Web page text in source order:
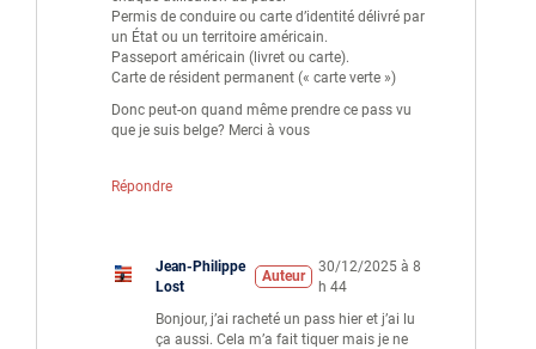
Permis de conduire ou carte d’identité délivré par
un État ou un territoire américain.
Passeport américain (livret ou carte).
Carte de résident permanent (« carte verte »)
Donc peut-on quand même prendre ce pass vu
que je suis belge? Merci à vous
Répondre
Jean-Philippe
Lost
Auteur
30/12/2025 à 8
h 44
Bonjour, j’ai racheté un pass hier et j’ai lu
ça aussi. Cela m’a fait tiquer mais je ne